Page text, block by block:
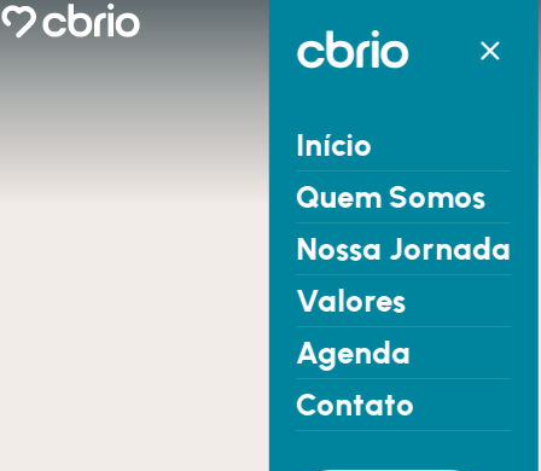
Início
Quem Somos
Nossa Jornada
Valores
Agenda
Contato